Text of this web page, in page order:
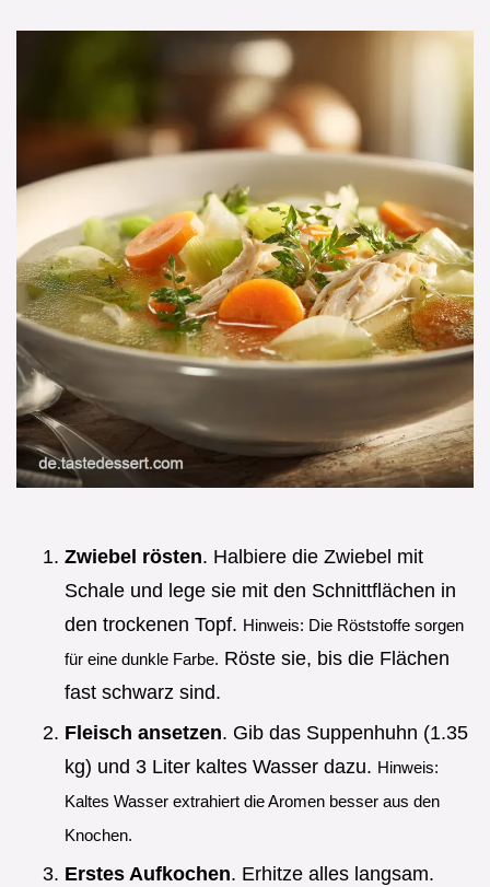
Zwiebel rösten. Halbiere die Zwiebel mit
Schale und lege sie mit den Schnittflächen in
den trockenen Topf. Hinweis: Die Röststoffe sorgen
für eine dunkle Farbe. Röste sie, bis die Flächen
fast schwarz sind.
Fleisch ansetzen. Gib das Suppenhuhn (1.35
kg) und 3 Liter kaltes Wasser dazu. Hinweis:
Kaltes Wasser extrahiert die Aromen besser aus den
Knochen.
Erstes Aufkochen. Erhitze alles langsam.